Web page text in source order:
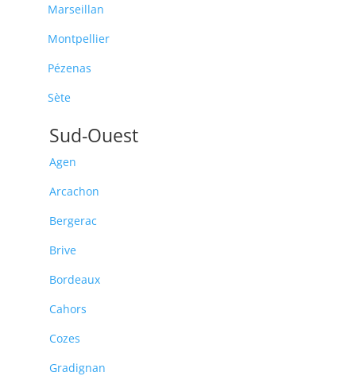
Marseillan
Montpellier
Pézenas
Sète
Sud-Ouest
Agen
Arcachon
Bergerac
Brive
Bordeaux
Cahors
Cozes
Gradignan